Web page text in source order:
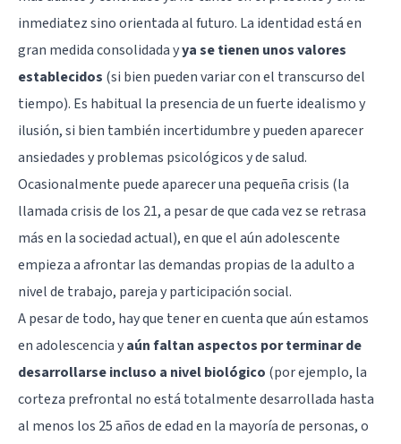
inmediatez sino orientada al futuro. La identidad está en
gran medida consolidada yya se tienen unos valores
establecidos (si bien pueden variar con el transcurso del
tiempo). Es habitual la presencia de un fuerte idealismo y
ilusión, si bien también incertidumbre y pueden aparecer
ansiedades y problemas psicológicos y de salud.
Ocasionalmente puede aparecer una pequeña crisis (la
llamada crisis de los 21, a pesar de que cada vez se retrasa
más en la sociedad actual), en que el aún adolescente
empieza a afrontar las demandas propias de la adulto a
nivel de trabajo, pareja y participación social.
A pesar de todo, hay que tener en cuenta que aún estamos
en adolescencia yaún faltan aspectos por terminar de
desarrollarse incluso a nivel biológico (por ejemplo, la
corteza prefrontal no está totalmente desarrollada hasta
al menos los 25 años de edad en la mayoría de personas, o